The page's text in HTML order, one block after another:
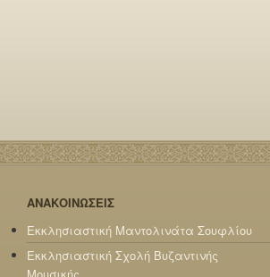
ΑΝΑΚΟΙΝΩΣΕΙΣ
Εκκλησιαστική Μαντολινάτα Σουφλίου
Εκκλησιαστική Σχολή Βυζαντινής